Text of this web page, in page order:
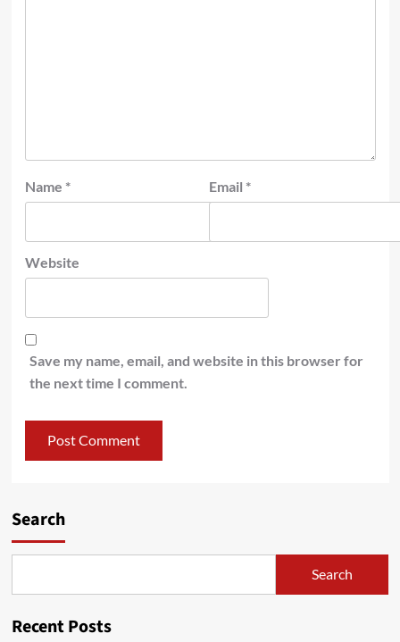
Name * Email *
Website
Save my name, email, and website in this browser for
the next time I comment.
Search
Search
Recent Posts